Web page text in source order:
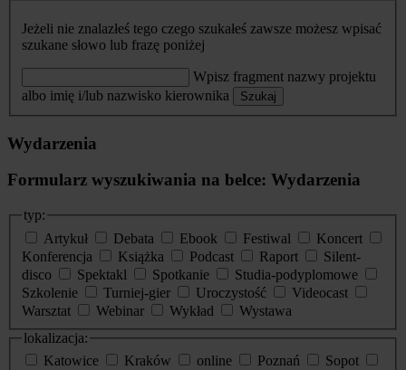
Jeżeli nie znalazłeś tego czego szukałeś zawsze możesz wpisać
szukane słowo lub frazę poniżej
Wpisz fragment nazwy projektu
albo imię i/lub nazwisko kierownika
Szukaj
Wydarzenia
Formularz wyszukiwania na belce: Wydarzenia
typ:
Artykuł
Debata Ebook Festiwal
Koncert
Konferencja
Książka Podcast Raport
Silent-
disco
Spektakl Spotkanie
Studia-podyplomowe
Szkolenie
Turniej-gier Uroczystość
Videocast
Warsztat
Webinar Wykład
Wystawa
lokalizacja:
Katowice
Kraków online Poznań
Sopot